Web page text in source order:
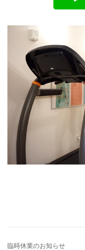
臨時休業のお知らせ